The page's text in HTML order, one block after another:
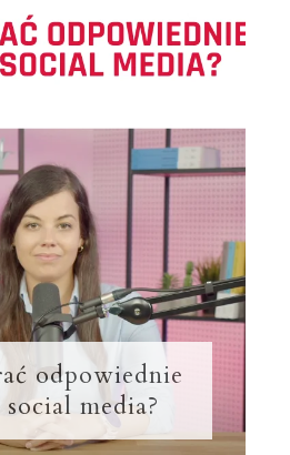
odpowiednie
social media?